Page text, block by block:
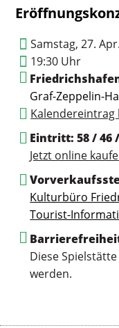
Samstag, 27.
19:30 Uhr
Graf-Zeppelin-
Eintritt: 58 / 46
Jetzt online
Kulturbüro
Tourist-
Diese
werden.